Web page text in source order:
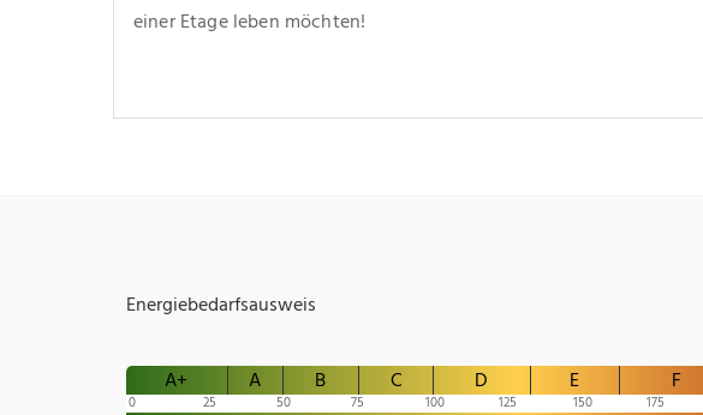
einer Etage leben möchten!
Energiebedarfsausweis
A+ A B C D E F
0 25 50 75 100 125 150 175